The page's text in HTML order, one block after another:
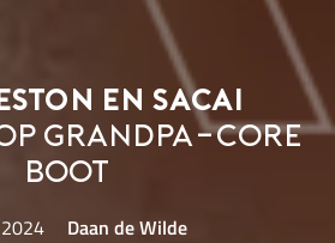
en sacai
grandpa-core
boot
Daan de Wilde